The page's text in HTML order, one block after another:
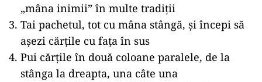
„mâna inimii” în multe tradiții
Tai pachetul, tot cu mâna stângă, și începi să
așezi cărțile cu fața în sus
Pui cărțile în două coloane paralele, de la
stânga la dreapta, una câte una